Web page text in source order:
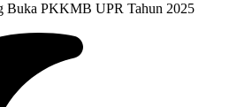
Buka PKKMB UPR Tahun 2025